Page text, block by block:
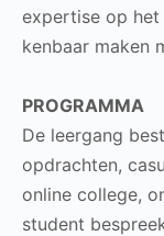
expertise op
kenbaar maken
PROGRAMMA
De leergang
opdrachten,
online college,
student